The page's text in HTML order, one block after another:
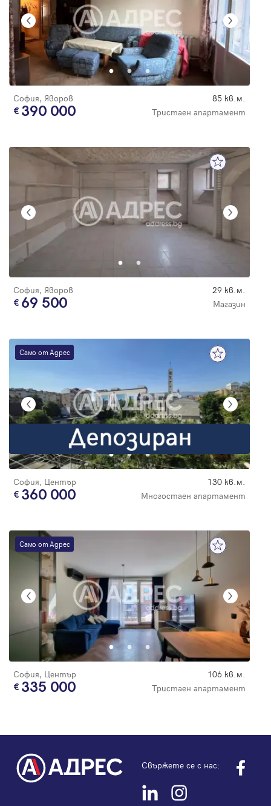
София, Яворов 85 кв.м.
390 000 Тристаен апартамент
София, Яворов 29 кв.м.
69 500 Магазин
Само от Адрес
София, Център 130 кв.м.
360 000 Многостаен апартамент
Само от Адрес
София, Център 106 кв.м.
335 000 Тристаен апартамент
Свържете се с нас: